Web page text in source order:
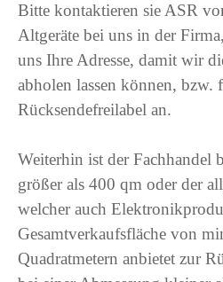
Bitte kontaktieren sie ASR
Altgeräte bei uns in der
uns Ihre Adresse, damit wir
abholen lassen können, bzw.
Rücksendefreilabel an.
Weiterhin ist der Fachhandel
größer als 400 qm oder der
welcher auch
Gesamtverkaufsfläche von
Quadratmetern anbietet zur